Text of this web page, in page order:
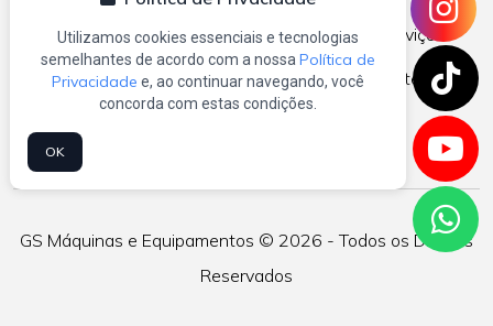
Home Quem Somos Equipamentos
Serviços
Catálogos
Blog Contato Mapa do Site
GS Máquinas e Equipamentos © 2026 - Todos os Direitos
Reservados
Utilizamos cookies essenciais e tecnologias
semelhantes de acordo com a nossaPolítica de
Privacidade e, ao continuar navegando, você
concorda com estas condições.
OK